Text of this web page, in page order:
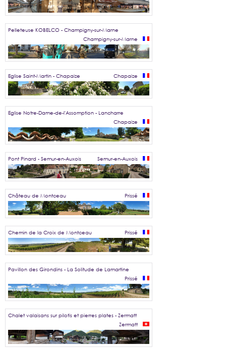
Pelleteuse KOBELCO - Champigny-sur-Marne
Champigny-sur-Marne
Eglise Saint-Martin - Chapaize Chapaize
Eglise Notre-Dame-de-l'Assomption - Lancharre
Chapaize
Pont Pinard - Semur-en-Auxois Semur-en-Auxois
Château de Montceau Prissé
Chemin de la Croix de Montceau Prissé
Pavillon des Girondins - La Solitude de Lamartine
Prissé
Chalet valaisans sur pilotis et pierres plates - Zermatt
Zermatt